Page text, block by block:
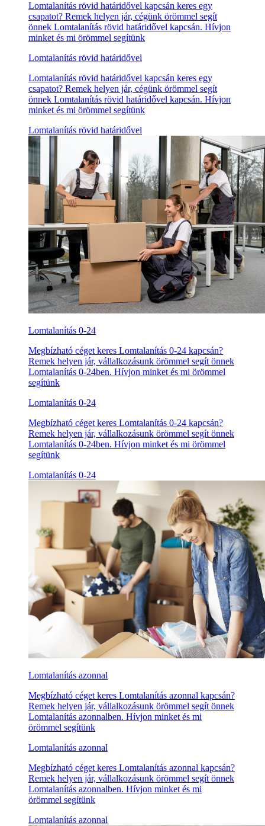
Lomtalanítás rövid határidővel kapcsán keres egy
csapatot? Remek helyen jár, cégünk örömmel segít
önnek Lomtalanítás rövid határidővel kapcsán. Hívjon
minket és mi örömmel segítünk
Lomtalanítás rövid határidővel
Lomtalanítás rövid határidővel kapcsán keres egy
csapatot? Remek helyen jár, cégünk örömmel segít
önnek Lomtalanítás rövid határidővel kapcsán. Hívjon
minket és mi örömmel segítünk
Lomtalanítás rövid határidővel
Lomtalanítás 0-24
Megbízható céget keres Lomtalanítás 0-24 kapcsán?
Remek helyen jár, vállalkozásunk örömmel segít önnek
Lomtalanítás 0-24ben. Hívjon minket és mi örömmel
segítünk
Lomtalanítás 0-24
Megbízható céget keres Lomtalanítás 0-24 kapcsán?
Remek helyen jár, vállalkozásunk örömmel segít önnek
Lomtalanítás 0-24ben. Hívjon minket és mi örömmel
segítünk
Lomtalanítás 0-24
Lomtalanítás azonnal
Megbízható céget keres Lomtalanítás azonnal kapcsán?
Remek helyen jár, vállalkozásunk örömmel segít önnek
Lomtalanítás azonnalben. Hívjon minket és mi
örömmel segítünk
Lomtalanítás azonnal
Megbízható céget keres Lomtalanítás azonnal kapcsán?
Remek helyen jár, vállalkozásunk örömmel segít önnek
Lomtalanítás azonnalben. Hívjon minket és mi
örömmel segítünk
Lomtalanítás azonnal